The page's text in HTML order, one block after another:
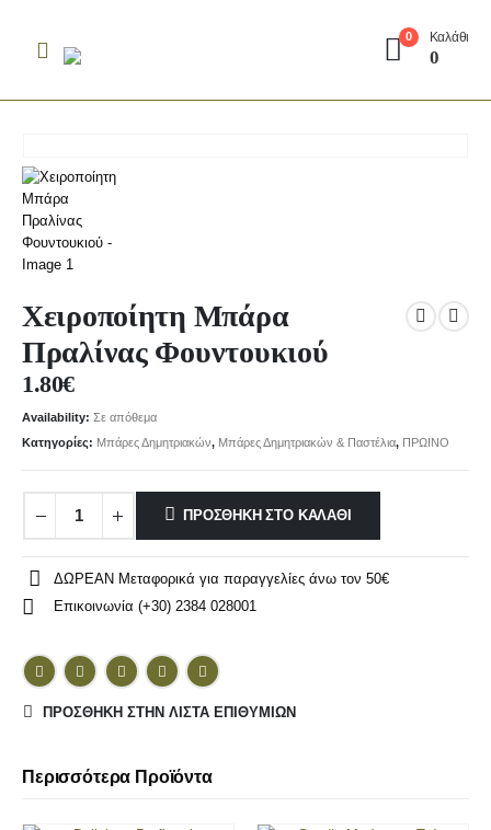
0 Καλάθι
0
Xειροποίητη Μπάρα
Πραλίνας Φουντουκιού
1.80€
Availability: Σε απόθεμα
Κατηγορίες: Μπάρες Δημητριακών, Μπάρες Δημητριακών & Παστέλια, ΠΡΩΙΝΟ
ΠΡΟΣΘΉΚΗ ΣΤΟ ΚΑΛΆΘΙ
ΔΩΡΕΑΝ Μεταφορικά για παραγγελίες άνω τον 50€
Επικοινωνία (+30) 2384 028001
ΠΡΌΣΘΉΚΗ ΣΤΗΝ ΛΊΣΤΑ ΕΠΙΘΥΜΙΏΝ
Περισσότερα Προϊόντα